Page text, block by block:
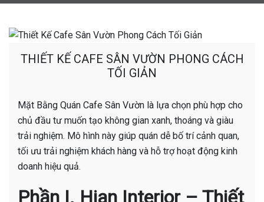
THIẾT KẾ CAFE SÂN VƯỜN PHONG CÁCH
TỐI GIẢN
Mặt Bằng Quán Cafe Sân Vườn là lựa chọn phù hợp cho
chủ đầu tư muốn tạo không gian xanh, thoáng và giàu
trải nghiệm. Mô hình này giúp quán dễ bố trí cảnh quan,
tối ưu trải nghiệm khách hàng và hỗ trợ hoạt động kinh
doanh hiệu quả.
Phần I. Hian Interior – Thiết